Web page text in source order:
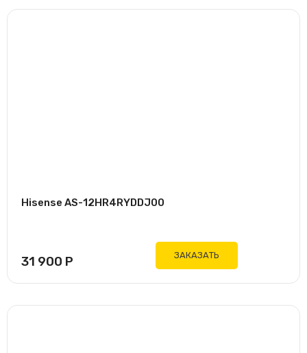
Hisense AS-12HR4RYDDJ00
31 900 Р ЗАКАЗАТЬ